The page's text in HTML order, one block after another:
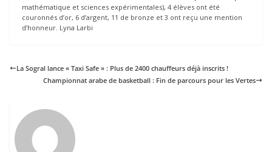
mathématique et sciences expérimentales), 4 élèves ont été
couronnés d’or, 6 d’argent, 11 de bronze et 3 ont reçu une mention
d’honneur. Lyna Larbi
La Sogral lance « Taxi Safe » : Plus de 2400 chauffeurs déjà inscrits !
Championnat arabe de basketball : Fin de parcours pour les Vertes